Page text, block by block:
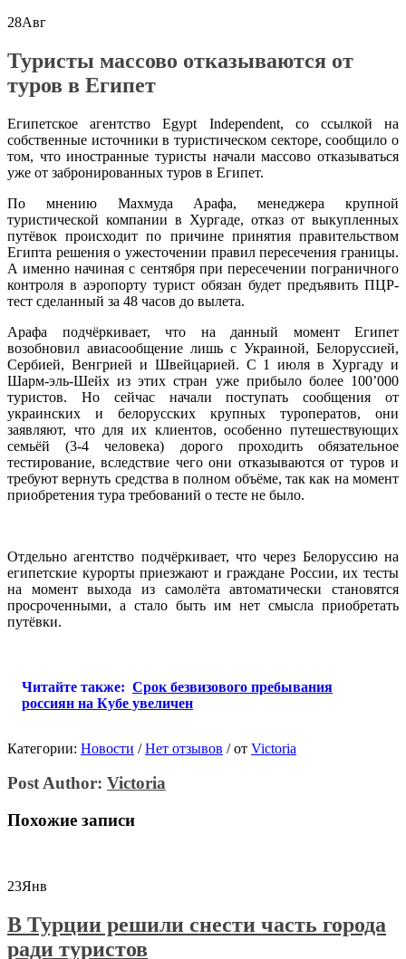
28Авг
Туристы массово отказываются от
туров в Египет
Египетское агентство Egypt Independent, со ссылкой на
собственные источники в туристическом секторе, сообщило о
том, что иностранные туристы начали массово отказываться
уже от забронированных туров в Египет.
По мнению Махмуда Арафа, менеджера крупной
туристической компании в Хургаде, отказ от выкупленных
путёвок происходит по причине принятия правительством
Египта решения о ужесточении правил пересечения границы.
А именно начиная с сентября при пересечении пограничного
контроля в аэропорту турист обязан будет предъявить ПЦР-
тест сделанный за 48 часов до вылета.
Арафа подчёркивает, что на данный момент Египет
возобновил авиасообщение лишь с Украиной, Белоруссией,
Сербией, Венгрией и Швейцарией. С 1 июля в Хургаду и
Шарм-эль-Шейх из этих стран уже прибыло более 100’000
туристов. Но сейчас начали поступать сообщения от
украинских и белорусских крупных туроператов, они
заявляют, что для их клиентов, особенно путешествующих
семьёй (3-4 человека) дорого проходить обязательное
тестирование, вследствие чего они отказываются от туров и
требуют вернуть средства в полном объёме, так как на момент
приобретения тура требований о тесте не было.
Отдельно агентство подчёркивает, что через Белоруссию на
египетские курорты приезжают и граждане России, их тесты
на момент выхода из самолёта автоматически становятся
просроченными, а стало быть им нет смысла приобретать
путёвки.
Читайте также: Срок безвизового пребывания
россиян на Кубе увеличен
Категории: Новости / Нет отзывов /от Victoria
Post Author: Victoria
Похожие записи
23Янв
В Турции решили снести часть города
ради туристов